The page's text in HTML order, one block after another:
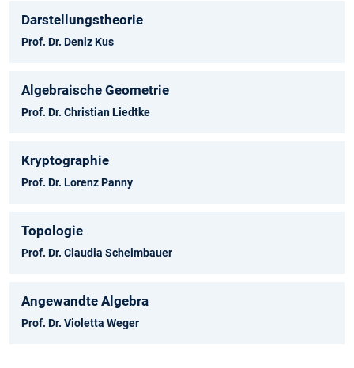
Darstellungstheorie
Prof. Dr. Deniz Kus
Algebraische Geometrie
Prof. Dr. Christian Liedtke
Kryptographie
Prof. Dr. Lorenz Panny
Topologie
Prof. Dr. Claudia Scheimbauer
Angewandte Algebra
Prof. Dr. Violetta Weger